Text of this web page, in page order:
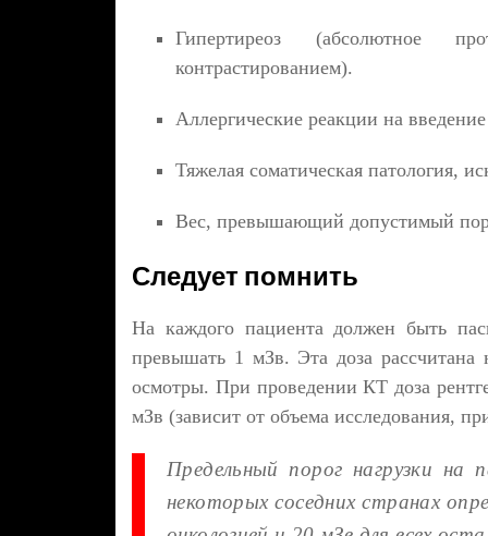
Гипертиреоз (абсолютное
контрастированием).
Аллергические реакции на
Тяжелая соматическая патология,
Вес, превышающий допустимый
Следует помнить
На каждого пациента должен быть
превышать 1 мЗв. Эта доза
осмотры. При проведении КТ доза
мЗв (зависит от объема исследования,
Предельный порог нагрузки
некоторых соседних странах